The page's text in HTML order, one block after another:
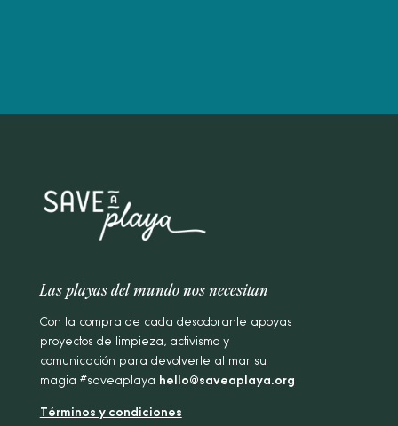
Las playas del mundo nos necesitan
Con la compra de cada desodorante apoyas
proyectos de limpieza, activismo y
comunicación para devolverle al mar su
magia #saveaplaya hello@saveaplaya.org
Términos y condiciones